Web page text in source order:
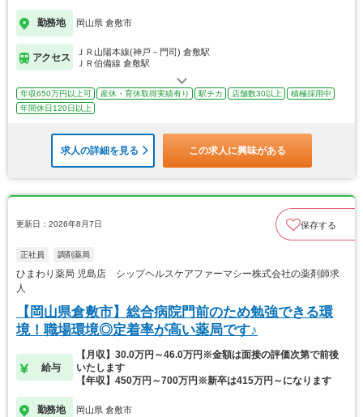
勤務地 岡山県 倉敷市
アクセス
ＪＲ山陽本線(神戸－門司) 倉敷駅
ＪＲ伯備線 倉敷駅
年収650万円以上可 産休・育休取得実績有り 駅チカ 店舗数30以上
積極採用中
年間休日120日以上
求人の詳細を見る この求人に興味がある
更新日：2026年8月7日 保存する
正社員 調剤薬局
ひまわり薬局 児島店 シップヘルスケアファーマシー株式会社の薬剤師求
人
【岡山県倉敷市】総合病院門前のため勉強できる環
境！職場環境◎定着率が高い薬局です♪
給与
【月収】30.0万円～46.0万円※金額は面接の評価次第で前後
いたします
【年収】450万円～700万円※新卒は415万円～になります
勤務地 岡山県 倉敷市